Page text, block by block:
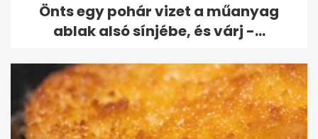
Önts egy pohár vizet a műanyag
ablak alsó sínjébe, és várj -...